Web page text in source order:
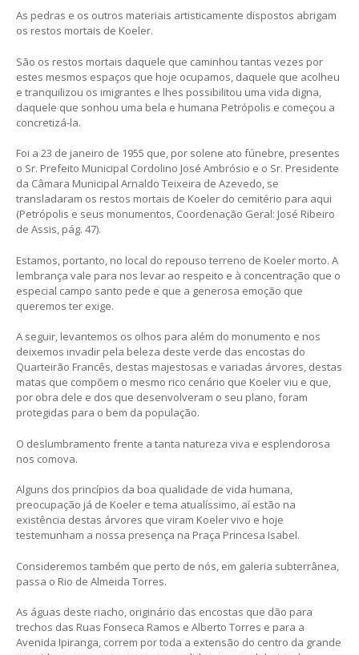
As pedras e os outros materiais artisticamente dispostos abrigam
os restos mortais de Koeler.
São os restos mortais daquele que caminhou tantas vezes por
estes mesmos espaços que hoje ocupamos, daquele que acolheu
e tranquilizou os imigrantes e lhes possibilitou uma vida digna,
daquele que sonhou uma bela e humana Petrópolis e começou a
concretizá-la.
Foi a 23 de janeiro de 1955 que, por solene ato fúnebre, presentes
o Sr. Prefeito Municipal Cordolino José Ambrósio e o Sr. Presidente
da Câmara Municipal Arnaldo Teixeira de Azevedo, se
transladaram os restos mortais de Koeler do cemitério para aqui
(Petrópolis e seus monumentos, Coordenação Geral: José Ribeiro
de Assis, pág. 47).
Estamos, portanto, no local do repouso terreno de Koeler morto. A
lembrança vale para nos levar ao respeito e à concentração que o
especial campo santo pede e que a generosa emoção que
queremos ter exige.
A seguir, levantemos os olhos para além do monumento e nos
deixemos invadir pela beleza deste verde das encostas do
Quarteirão Francês, destas majestosas e variadas árvores, destas
matas que compõem o mesmo rico cenário que Koeler viu e que,
por obra dele e dos que desenvolveram o seu plano, foram
protegidas para o bem da população.
O deslumbramento frente a tanta natureza viva e esplendorosa
nos comova.
Alguns dos princípios da boa qualidade de vida humana,
preocupação já de Koeler e tema atualíssimo, aí estão na
existência destas árvores que viram Koeler vivo e hoje
testemunham a nossa presença na Praça Princesa Isabel.
Consideremos também que perto de nós, em galeria subterrânea,
passa o Rio de Almeida Torres.
As águas deste riacho, originário das encostas que dão para
trechos das Ruas Fonseca Ramos e Alberto Torres e para a
Avenida Ipiranga, correm por toda a extensão do centro da grande